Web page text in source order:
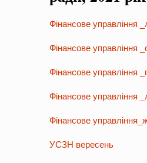
Фінансове управління
Фінансове управління
Фінансове управління
Фінансове управління
Фінансове
УСЗН вересень